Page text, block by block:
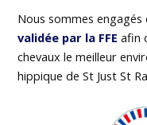
Nous sommes engagés
validée par la FFE afin
chevaux le meilleur
hippique de St Just St